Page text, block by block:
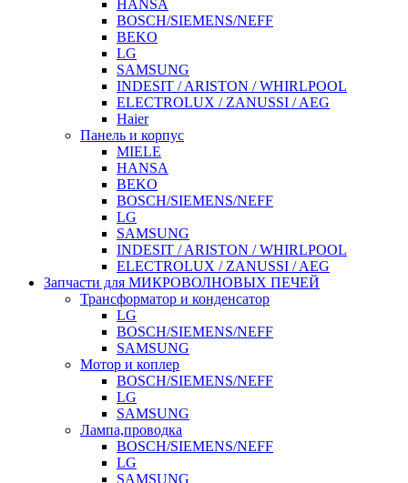
HANSA
BOSCH/SIEMENS/NEFF
BEKO
LG
SAMSUNG
INDESIT / ARISTON / WHIRLPOOL
ELECTROLUX / ZANUSSI / AEG
Haier
Панель и корпус
MIELE
HANSA
BEKO
BOSCH/SIEMENS/NEFF
LG
SAMSUNG
INDESIT / ARISTON / WHIRLPOOL
ELECTROLUX / ZANUSSI / AEG
Запчасти для МИКРОВОЛНОВЫХ ПЕЧЕЙ
Трансформатор и конденсатор
LG
BOSCH/SIEMENS/NEFF
SAMSUNG
Мотор и коплер
BOSCH/SIEMENS/NEFF
LG
SAMSUNG
Лампа,проводка
BOSCH/SIEMENS/NEFF
LG
SAMSUNG